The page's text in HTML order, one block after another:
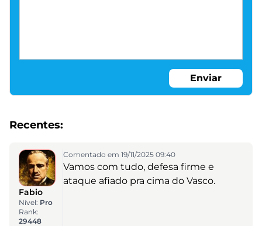
Enviar
Recentes:
Fabio
Nível: Pro
Rank:
29448
Comentado em 19/11/2025 09:40
Vamos com tudo, defesa firme e
ataque afiado pra cima do Vasco.